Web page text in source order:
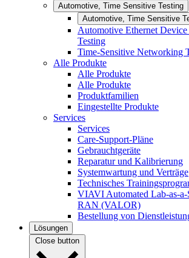
Automotive, Time Sensitive Testing
Automotive, Time Sensitive
Automotive Ethernet
Testing
Time-Sensitive Networking
Alle Produkte
Alle Produkte
Alle Produkte
Produktfamilien
Eingestellte Produkte
Services
Services
Care-Support-Pläne
Gebrauchtgeräte
Reparatur und Kalibrierung
Systemwartung und Verträge
Technisches
VIAVI Automated Lab-as-a-
RAN (VALOR)
Bestellung von
Lösungen
Close button